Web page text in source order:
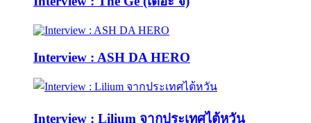
Interview : ASH DA HERO
Interview : Lilium จากประเทศไต้หวัน